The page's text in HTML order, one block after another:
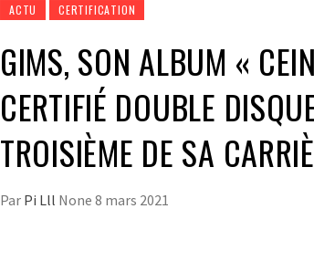
ACTU CERTIFICATION
GIMS, SON ALBUM «
CERTIFIÉ DOUBLE
TROISIÈME DE SA
Par Pi Lll None 8 mars 2021